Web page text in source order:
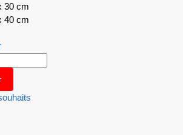
30 cm
40 cm